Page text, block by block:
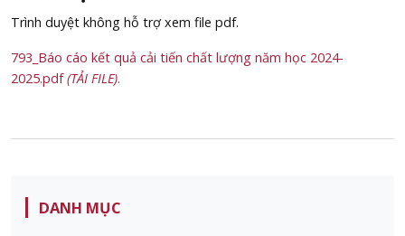
Trình duyệt không hỗ trợ xem file pdf.
793_Báo cáo kết quả cải tiến chất lượng năm học 2024-
2025.pdf(TẢI FILE).
DANH MỤC